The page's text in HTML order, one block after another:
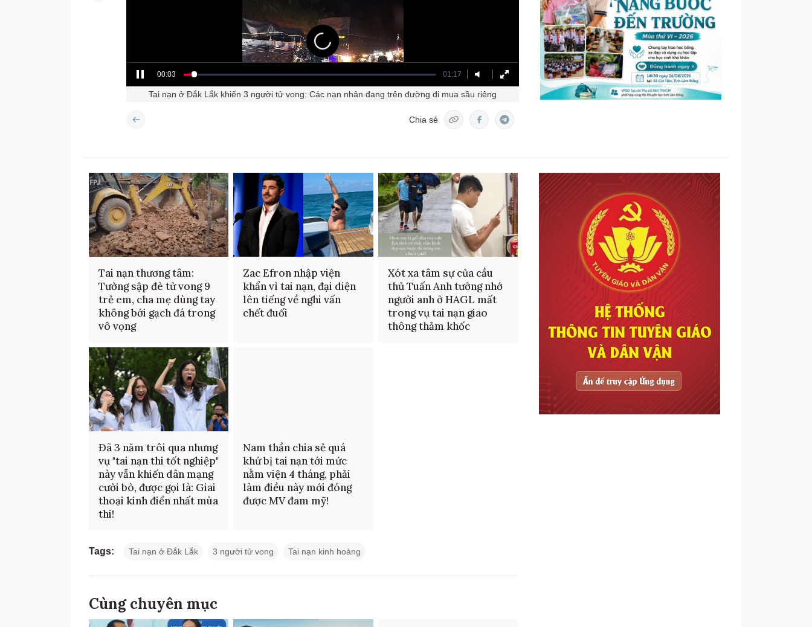
Tai nạn ở Đắk Lắk khiến 3 người tử vong: Các nạn nhân đang trên đường đi mua sầu riêng
Chia sẻ
Tai nạn thương tâm:
Tường sập đè tử vong 9
trẻ em, cha mẹ dùng tay
không bới gạch đá trong
vô vọng
Zac Efron nhập viện
khẩn vì tai nạn, đại diện
lên tiếng về nghi vấn
chết đuối
Xót xa tâm sự của cầu
thủ Tuấn Anh tưởng nhớ
người anh ở HAGL mất
trong vụ tai nạn giao
thông thảm khốc
Đã 3 năm trôi qua nhưng
vụ "tai nạn thi tốt nghiệp"
này vẫn khiến dân mạng
cười bò, được gọi là: Giai
thoại kinh điển nhất mùa
thi!
Nam thần chia sẻ quá
khứ bị tai nạn tới mức
nằm viện 4 tháng, phải
làm điều này mới đóng
được MV đam mỹ!
Tags: Tai nạn ở Đắk Lắk 3 người tử vong Tai nạn kinh hoàng
Cùng chuyên mục